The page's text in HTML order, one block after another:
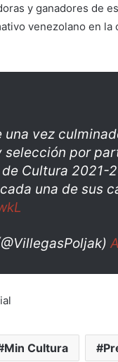
y ganadores de
venezolano en
vez
por
Cultura 2021-
una de sus
Min Cultura